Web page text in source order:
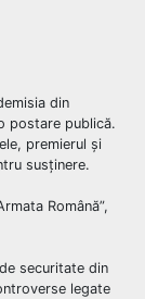
din
postare publică.
premierul și
susținere.
Română”,
securitate din
legate